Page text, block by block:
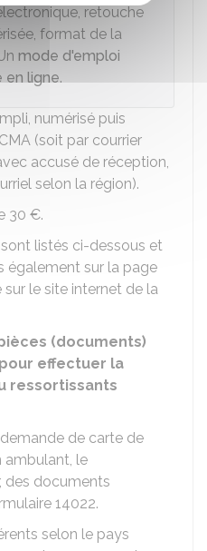
retouche
format de la
mode d'emploi
en ligne.
numérisé puis
(soit par courrier
accusé de réception,
selon la région).
30 €.
listés ci-dessous et
également sur la page
le site internet de la
(documents)
effectuer la
ressortissants
de carte de
ambulant, le
des documents
14022.
selon le pays